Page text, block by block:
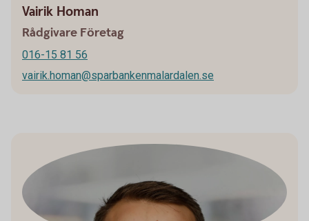
Vairik Homan
Rådgivare Företag
016-15 81 56
vairik.homan@sparbankenmalardalen.se